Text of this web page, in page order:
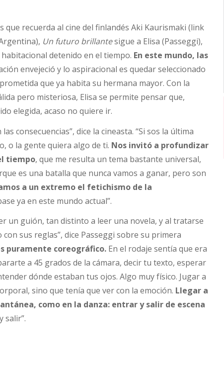
recuerda al cine del finlandés Aki Kaurismaki (link
Un futuro brillantesigue a Elisa (Passeggi),
detenido en el tiempo. En este mundo, las
envejeció y lo aspiracional es quedar seleccionado
que ya habita su hermana mayor. Con la
pero misteriosa, Elisa se permite pensar que,
elegida, acaso no quiere ir.
consecuencias”, dice la cineasta. “Si sos la última
o la gente quiera algo de ti. Nos invitó a profundizar
tiempo, que me resulta un tema bastante universal,
es una batalla que nunca vamos a ganar, pero son
a un extremo el fetichismo de la
ya en este mundo actual”.
un guión, tan distinto a leer una novela, y al tratarse
sus reglas”, dice Passeggi sobre su primera
puramente coreográfico. En el rodaje sentía que era
a 45 grados de la cámara, decir tu texto, esperar
dónde estaban tus ojos. Algo muy físico. Jugar a
sino que tenía que ver con la emoción. Llegar a
como en la danza: entrar y salir de escena
salir”.